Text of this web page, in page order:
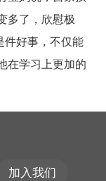
多了，欣慰极
件好事，不仅能
在学习上更加的
加入我们